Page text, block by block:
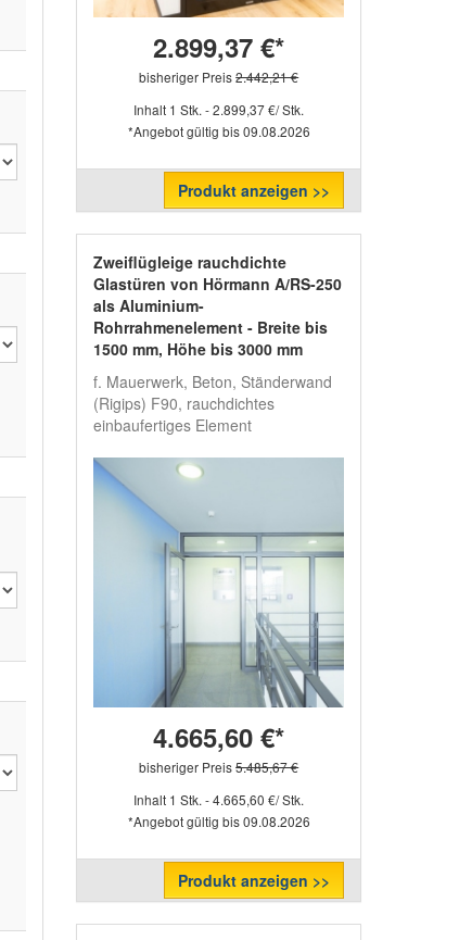
2.899,37 €*
bisheriger Preis2.442,21 €
Inhalt 1 Stk. - 2.899,37 €/ Stk.
*Angebot gültig bis 09.08.2026
Produkt anzeigen >>
Zweiflügleige rauchdichte
Glastüren von Hörmann A/RS-250
als Aluminium-
Rohrrahmenelement - Breite bis
1500 mm, Höhe bis 3000 mm
f. Mauerwerk, Beton, Ständerwand
(Rigips) F90, rauchdichtes
einbaufertiges Element
4.665,60 €*
bisheriger Preis5.485,67 €
Inhalt 1 Stk. - 4.665,60 €/ Stk.
*Angebot gültig bis 09.08.2026
Produkt anzeigen >>